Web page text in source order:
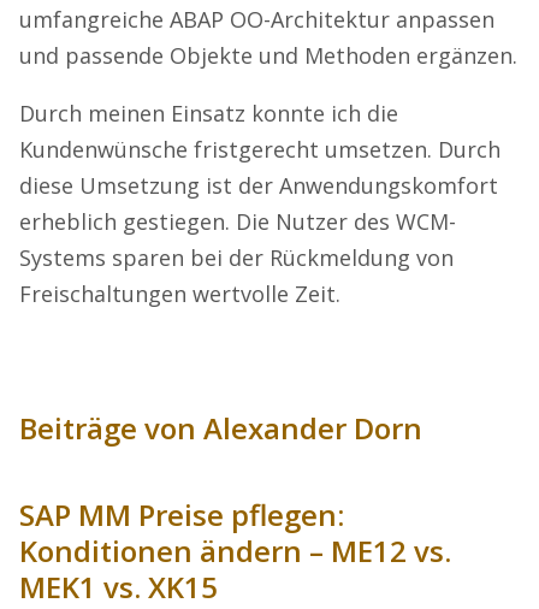
umfangreiche ABAP OO-Architektur anpassen
und passende Objekte und Methoden ergänzen.
Durch meinen Einsatz konnte ich die
Kundenwünsche fristgerecht umsetzen. Durch
diese Umsetzung ist der Anwendungskomfort
erheblich gestiegen. Die Nutzer des WCM-
Systems sparen bei der Rückmeldung von
Freischaltungen wertvolle Zeit.
Beiträge von Alexander Dorn
SAP MM Preise pflegen:
Konditionen ändern – ME12 vs.
MEK1 vs. XK15